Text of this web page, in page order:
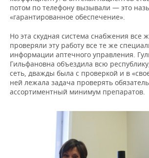
потом по телефону вызывали — это
«гарантированное обеспечение».
Но эта скудная система снабжения все
проверяли эту работу все те же
информации аптечного управления.
Гильфановна объездила всю
сеть, дважды была с проверкой и в
ней лежала задача проверять
ассортиментный минимум препаратов.